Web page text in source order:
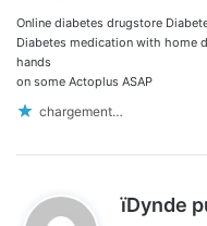
Online diabetes drugstore
Diabetes medication with home
hands
on some Actoplus ASAP
chargement…
їDуnde